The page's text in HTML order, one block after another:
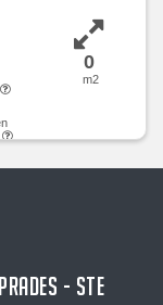
0
m2
- STE